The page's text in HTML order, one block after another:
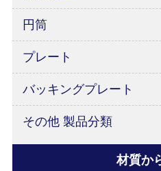
円筒
プレート
バッキングプレート
その他 製品分類
材質か